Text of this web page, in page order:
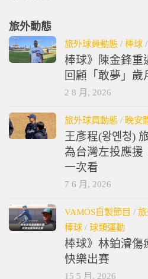
旅外動態
旅外球員動態 / 棒球 /
棒球》陳金鋒
回顧「敢夢」歲
2 8 月, 2026
旅外球員動態 / 晚安
王彥程(왕옌청)
為台灣左投應援
一次看
7 6 月, 2026
VAMOS自製節目 /
棒球 / 球類運動
棒球》林鉑濬傷
快樂出賽
15 5 月, 2026